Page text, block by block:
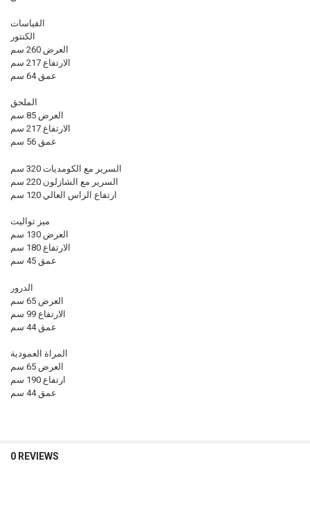
القياسات
الكنتور
العرض 260 سم
الارتفاع 217 سم
عمق 64 سم
الملحق
العرض 85 سم
الارتفاع 217 سم
عمق 56 سم
السرير مع الكومديات 320 سم
السرير مع الشازلون 220 سم
ارتفاع الراس العالي 120 سم
ميز تواليت
العرض 130 سم
الارتفاع 180 سم
عمق 45 سم
الدرور
العرض 65 سم
الارتفاع 99 سم
عمق 44 سم
المراة العمودية
العرض 65 سم
ارتفاع 190 سم
عمق 44 سم
0 REVIEWS